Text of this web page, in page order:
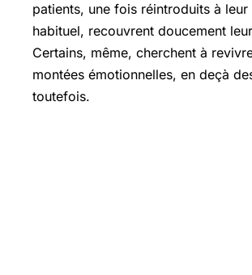
patients, une fois réintroduits à
habituel, recouvrent doucement
Certains, même, cherchent à
montées émotionnelles, en deçà
toutefois.